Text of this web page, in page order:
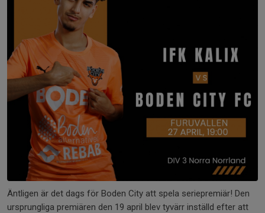
Äntligen är det dags för Boden City att spela seriepremiär! Den
ursprungliga premiären den 19 april blev tyvärr inställd efter att